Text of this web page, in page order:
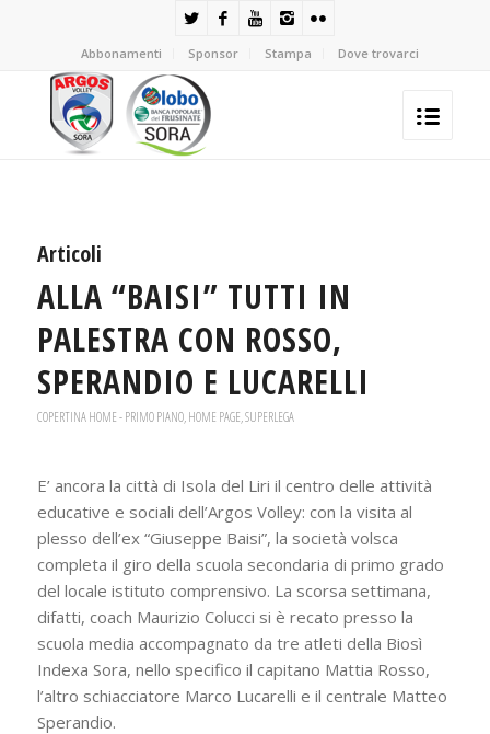
Abbonamenti Sponsor Stampa Dove trovarci
Articoli
ALLA “BAISI” TUTTI IN
PALESTRA CON ROSSO,
SPERANDIO E LUCARELLI
COPERTINA HOME - PRIMO PIANO,HOME PAGE,SUPERLEGA
E’ ancora la città di Isola del Liri il centro delle attività
educative e sociali dell’Argos Volley: con la visita al
plesso dell’ex “Giuseppe Baisi”, la società volsca
completa il giro della scuola secondaria di primo grado
del locale istituto comprensivo. La scorsa settimana,
difatti, coach Maurizio Colucci si è recato presso la
scuola media accompagnato da tre atleti della Biosì
Indexa Sora, nello specifico il capitano Mattia Rosso,
l’altro schiacciatore Marco Lucarelli e il centrale Matteo
Sperandio.